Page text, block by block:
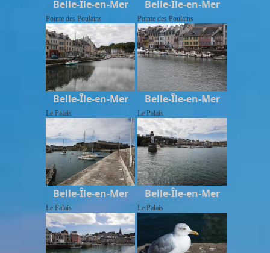
Belle-Île-en-Mer
Pointe des Poulains
Belle-Île-en-Mer
Pointe des Poulains
Belle-Île-en-Mer
Le Palais
Belle-Île-en-Mer
Le Palais
Belle-Île-en-Mer
Le Palais
Belle-Île-en-Mer
Le Palais